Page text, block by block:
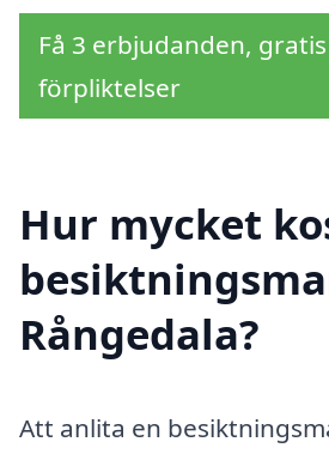
Få 3 erbjudanden,
förpliktelser
Hur mycket
Rångedala?
Att anlita en